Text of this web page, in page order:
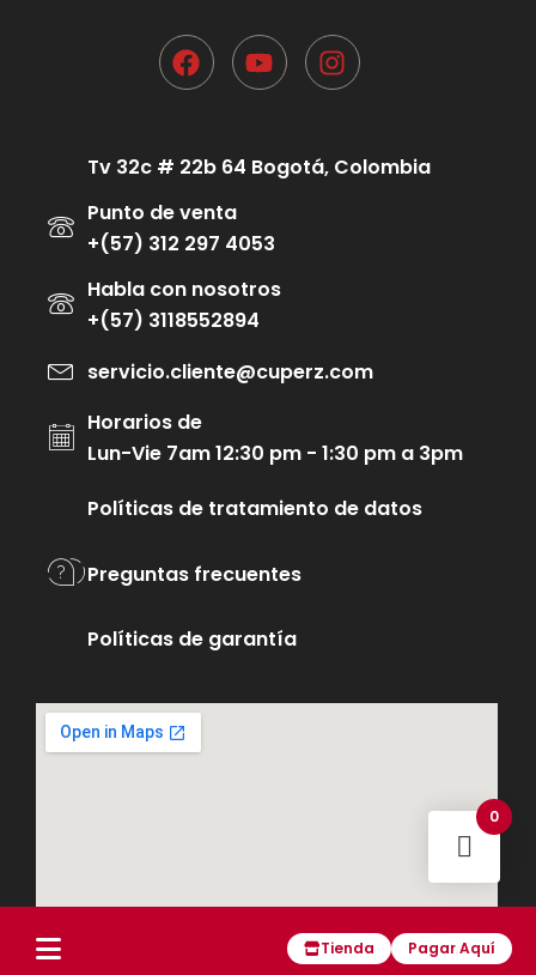
Tienda Pagar Aquí
Tv 32c # 22b 64 Bogotá, Colombia
Punto de venta
+(57) 312 297 4053
Habla con nosotros
+(57) 3118552894
servicio.cliente@cuperz.com
Horarios de
Lun-Vie 7am 12:30 pm - 1:30 pm a 3pm
Políticas de tratamiento de datos
Preguntas frecuentes
Políticas de garantía
0